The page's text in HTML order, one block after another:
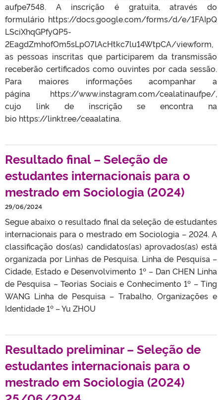
aufpe7548. A inscrição é gratuita, através do
formulário https://docs.google.com/forms/d/e/1FAIpQ
LSciXhqGPfyQP5-
2EagdZmhofOm5sLpO7lAcHtkc7lu14WtpCA/viewform,
as pessoas inscritas que participarem da transmissão
receberão certificados como ouvintes por cada sessão.
Para maiores informações acompanhar a
página https://www.instagram.com/cealatinaufpe/,
cujo link de inscrição se encontra na
bio https://linktr.ee/ceaalatina.
Resultado final – Seleção de
estudantes internacionais para o
mestrado em Sociologia (2024)
29/06/2024
Segue abaixo o resultado final da seleção de estudantes
internacionais para o mestrado em Sociologia – 2024. A
classificação dos(as) candidatos(as) aprovados(as) está
organizada por Linhas de Pesquisa. Linha de Pesquisa –
Cidade, Estado e Desenvolvimento 1º – Dan CHEN Linha
de Pesquisa – Teorias Sociais e Conhecimento 1º – Ting
WANG Linha de Pesquisa – Trabalho, Organizações e
Identidade 1º – Yu ZHOU
Resultado preliminar – Seleção de
estudantes internacionais para o
mestrado em Sociologia (2024)